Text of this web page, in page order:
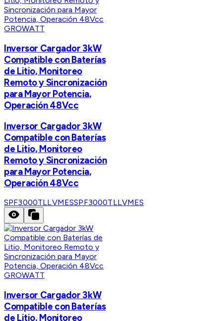
GROWATT
Inversor Cargador 3kW
Compatible con Baterías
de Litio, Monitoreo
Remoto y Sincronización
para Mayor Potencia,
Operación 48Vcc
Inversor Cargador 3kW
Compatible con Baterías
de Litio, Monitoreo
Remoto y Sincronización
para Mayor Potencia,
Operación 48Vcc
SPF3000TLLVMESSPF3000TLLVMES
GROWATT
Inversor Cargador 3kW
Compatible con Baterías
de Litio, Monitoreo